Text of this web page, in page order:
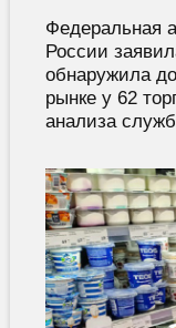
Федеральная
России
обнаружила
рынке у 62
анализа